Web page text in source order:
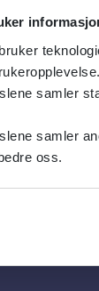
samler
samler
oss.